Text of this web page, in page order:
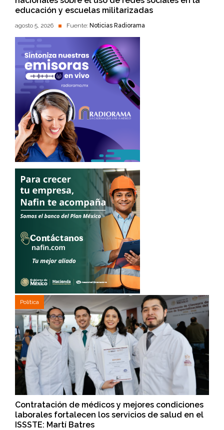
educación y escuelas militarizadas
agosto 5, 2026 Fuente: Noticias Radiorama
Política
Contratación de médicos y mejores condiciones
laborales fortalecen los servicios de salud en el
ISSSTE: Martí Batres